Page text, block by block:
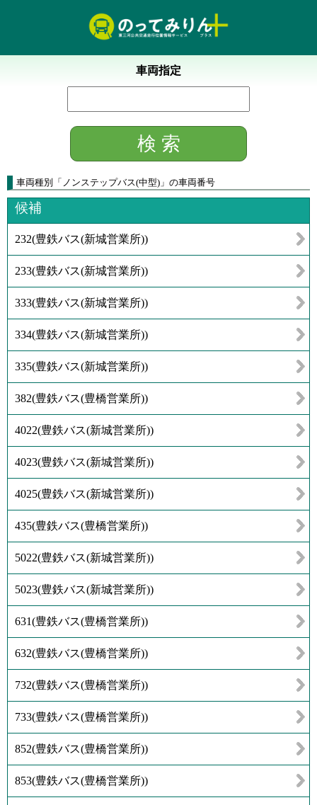
車両指定
車両種別 「 ノンステップバス(中型) 」 の車両番号
候補
232(豊鉄バス(新城営業所))
233(豊鉄バス(新城営業所))
333(豊鉄バス(新城営業所))
334(豊鉄バス(新城営業所))
335(豊鉄バス(新城営業所))
382(豊鉄バス(豊橋営業所))
4022(豊鉄バス(新城営業所))
4023(豊鉄バス(新城営業所))
4025(豊鉄バス(新城営業所))
435(豊鉄バス(豊橋営業所))
5022(豊鉄バス(新城営業所))
5023(豊鉄バス(新城営業所))
631(豊鉄バス(豊橋営業所))
632(豊鉄バス(豊橋営業所))
732(豊鉄バス(豊橋営業所))
733(豊鉄バス(豊橋営業所))
852(豊鉄バス(豊橋営業所))
853(豊鉄バス(豊橋営業所))